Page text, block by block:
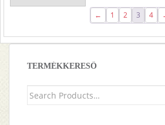
32
990 Ft.
← 1 2 3 4
TERMÉKKERESŐ
Keresés